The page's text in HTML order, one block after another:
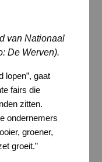
van Nationaal
De Werven).
lopen”, gaat
fairs die
zitten.
ondernemers
groener,
groeit.”